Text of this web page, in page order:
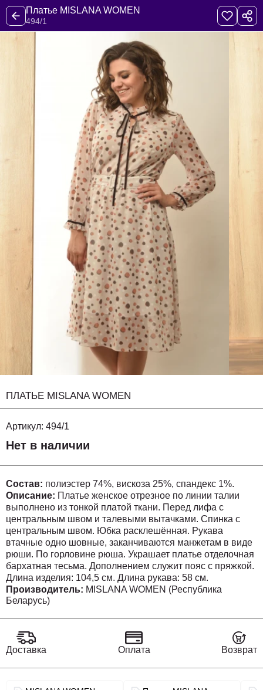
Платье MISLANA WOMEN
494/1
ПЛАТЬЕ MISLANA WOMEN
Артикул: 494/1
Нет в наличии
Состав: полиэстер 74%, вискоза 25%, спандекс 1%.
Описание: Платье женское отрезное по линии талии
выполнено из тонкой платой ткани. Перед лифа с
центральным швом и талевыми вытачками. Спинка с
центральным швом. Юбка расклешённая. Рукава
втачные одно шовные, заканчиваются манжетам в виде
рюши. По горловине рюша. Украшает платье отделочная
бархатная тесьма. Дополнением служит пояс с пряжкой.
Длина изделия: 104,5 см. Длина рукава: 58 см.
Производитель: MISLANA WOMEN (Республика
Беларусь)
Доставка Оплата Возврат
Связанные разделы каталога